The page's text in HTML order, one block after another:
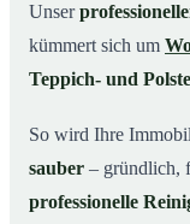
08So arbeitet
wirklich
Unser
kümmert sich um
Teppich- und
So wird Ihre
sauber – gründlich,
professionelle